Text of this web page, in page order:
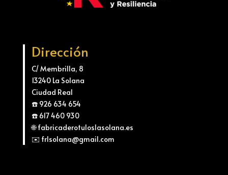
Dirección
C/ Membrilla, 8
13240 La Solana
Ciudad Real
☎️ 926 634 654
☎️ 617 460 930
🌐 fabricaderotuloslasolana.es
✉️ frlsolana@gmail.com